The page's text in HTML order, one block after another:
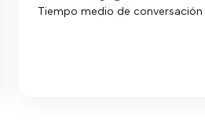
Tiempo medio de conversación